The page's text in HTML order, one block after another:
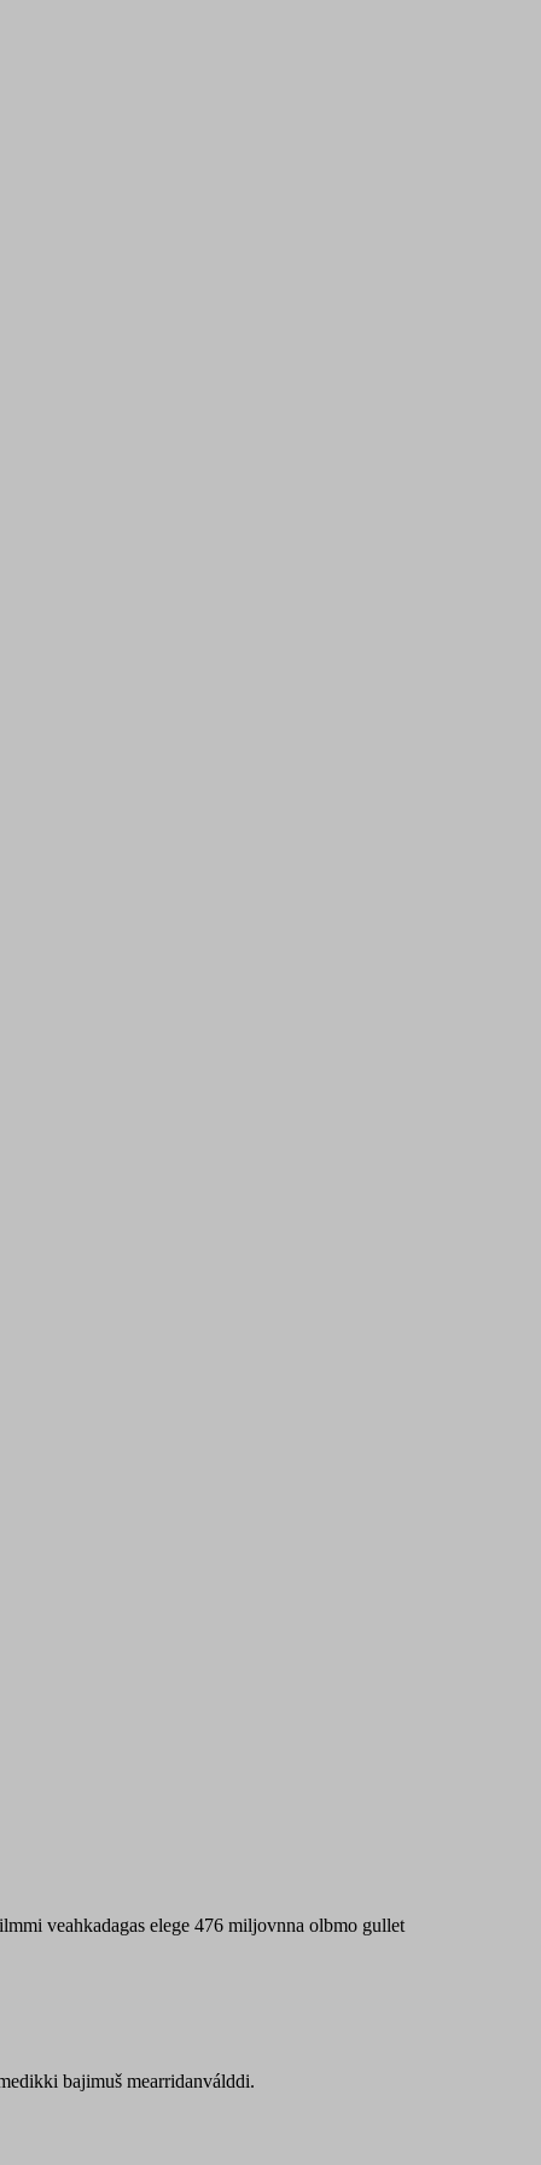
veahkadagas elege 476 miljovnna olbmo gullet
bajimuš mearridanválddi.